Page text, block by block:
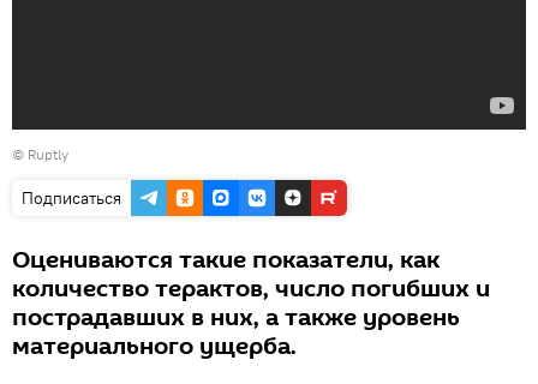
© Ruptly
Подписаться
Оцениваются такие показатели, как
количество терактов, число погибших и
пострадавших в них, а также уровень
материального ущерба.